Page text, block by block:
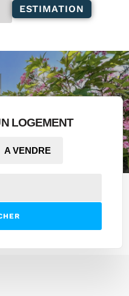
ESTIMATION
LOGEMENT
A VENDRE